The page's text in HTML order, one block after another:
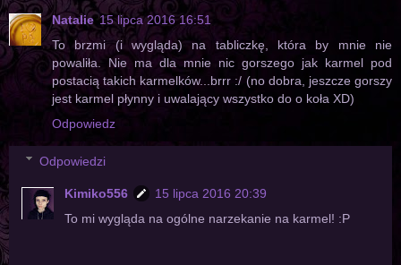
Natalie 15 lipca 2016 16:51
To brzmi (i wygląda) na tabliczkę, która by mnie nie
powaliła. Nie ma dla mnie nic gorszego jak karmel pod
postacią takich karmelków...brrr :/ (no dobra, jeszcze gorszy
jest karmel płynny i uwalający wszystko do o koła XD)
Odpowiedz
Odpowiedzi
Kimiko556
15 lipca 2016 20:39
To mi wygląda na ogólne narzekanie na karmel! :P